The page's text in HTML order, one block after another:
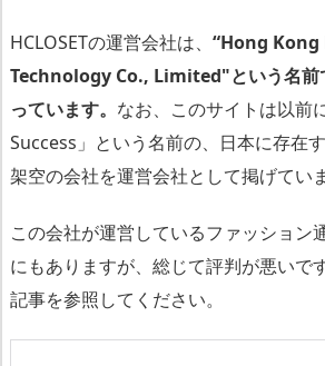
HCLOSETの運営会社は、 “Hong
Technology Co., Limited"という名前
っています。 なお、このサイトは以前
Success」という名前の、日本に存在
架空の会社を運営会社として掲げてい
この会社が運営しているファッション
にもありますが、総じて評判が悪いで
記事を参照してください。